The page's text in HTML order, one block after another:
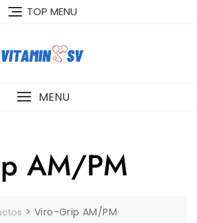
TOP MENU
MENU
AM/PM
>Viro-Grip AM/PM